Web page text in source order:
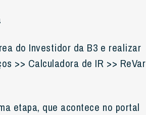
do Investidor da B3 e realizar
>> Calculadora de IR >> ReVar
etapa, que acontece no portal